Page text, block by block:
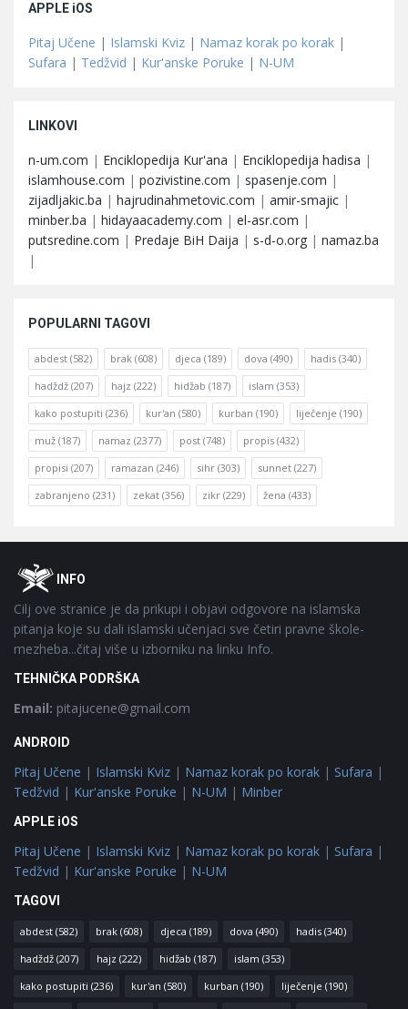
APPLE iOS
Pitaj Učene | Islamski Kviz | Namaz korak po korak |
Sufara | Tedžvid | Kur'anske Poruke | N-UM
LINKOVI
n-um.com | Enciklopedija Kur'ana | Enciklopedija hadisa |
islamhouse.com | pozivistine.com | spasenje.com |
zijadljakic.ba | hajrudinahmetovic.com | amir-smajic |
minber.ba | hidayaacademy.com | el-asr.com |
putsredine.com | Predaje BiH Daija | s-d-o.org | namaz.ba
|
POPULARNI TAGOVI
abdest (582) brak (608) djeca (189) dova (490) hadis (340)
hadždž (207) hajz (222) hidžab (187) islam (353)
kako postupiti (236) kur'an (580) kurban (190) liječenje (190)
muž (187) namaz (2377) post (748) propis (432)
propisi (207) ramazan (246) sihr (303) sunnet (227)
zabranjeno (231) zekat (356) zikr (229) žena (433)
FooterOINFO
Cilj ove stranice je da prikupi i objavi odgovore na islamska
pitanja koje su dali islamski učenjaci sve četiri pravne škole-
mezheba...čitaj više u izborniku na linku Info.
TEHNIČKA PODRŠKA
Email: pitajucene@gmail.com
ANDROID
Pitaj Učene | Islamski Kviz | Namaz korak po korak | Sufara |
Tedžvid | Kur'anske Poruke | N-UM | Minber
APPLE iOS
Pitaj Učene | Islamski Kviz | Namaz korak po korak | Sufara |
Tedžvid | Kur'anske Poruke | N-UM
TAGOVI
abdest (582) brak (608) djeca (189) dova (490) hadis (340)
hadždž (207) hajz (222) hidžab (187) islam (353)
kako postupiti (236) kur'an (580) kurban (190) liječenje (190)